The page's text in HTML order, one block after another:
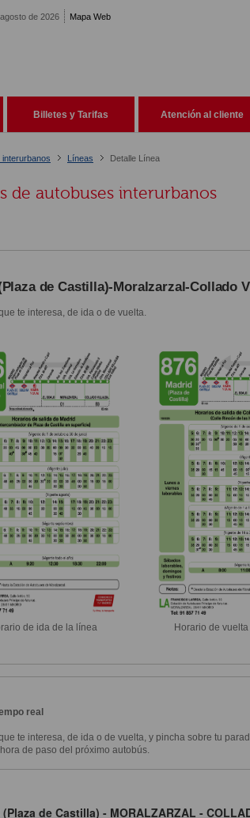
de 2026 Mapa Web
Billetes y Tarifas Atención al cliente
Líneas Detalle Línea
de autobuses interurbanos
de Castilla)-Moralzarzal-Collado
te interesa, de ida o de vuelta.
de ida de la línea Horario de
real
te interesa, de ida o de vuelta, y pincha sobre tu
de paso del próximo autobús.